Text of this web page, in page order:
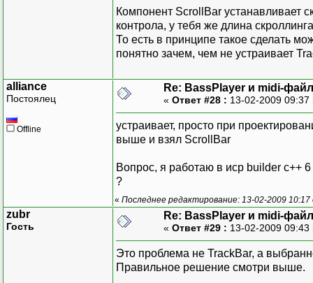
Компонент ScrollBar устанавливает
контрола, у тебя же длина
То есть в принципе такое сделать
понятно зачем, чем не устраивает
alliance
Постоялец
Offline
Re: BassPlayer и midi-
« Ответ #28 : 13-02-2009
устраивает, просто при
выше и взял ScrollBar
Вопрос, я работаю в иср builder c++
?
« Последнее редактирование: 13-02-2009
zubr
Гость
Re: BassPlayer и midi-
« Ответ #29 : 13-02-2009
Это проблема не TrackBar, а
Правильное решение смотри выше.